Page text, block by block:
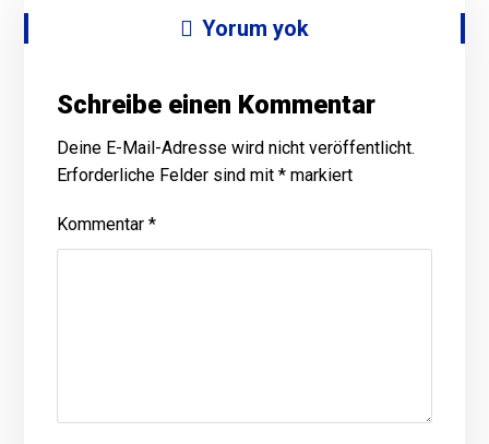
Yorum yok
Schreibe einen Kommentar
Deine E-Mail-Adresse wird nicht veröffentlicht.
Erforderliche Felder sind mit* markiert
Kommentar*